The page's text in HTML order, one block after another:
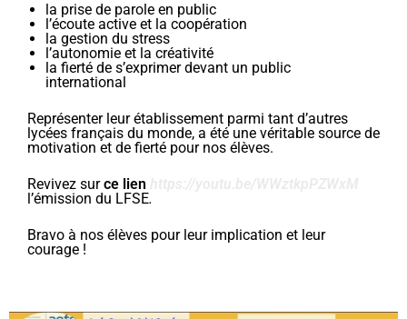
la prise de parole en public
l’écoute active et la coopération
la gestion du stress
l’autonomie et la créativité
la fierté de s’exprimer devant un public
international
Représenter leur établissement parmi tant d’autres
lycées français du monde, a été une véritable source de
motivation et de fierté pour nos élèves.
Revivez surce lien
l’émission du LFSE.
Bravo à nos élèves pour leur implication et leur
courage !